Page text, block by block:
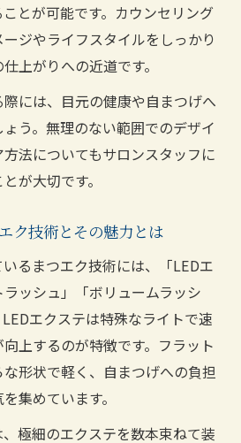
とが可能です。カウンセリング
ジやライフスタイルをしっかり
上がりへの近道です。
には、目元の健康や自まつげへ
う。無理のない範囲でのデザイ
法についてもサロンスタッフに
が大切です。
ク技術とその魅力とは
るまつエク技術には、「LEDエ
ッシュ」「ボリュームラッシ
エクステは特殊なライトで速
上するのが特徴です。フラット
形状で軽く、自まつげへの負担
集めています。
極細のエクステを数本束ねて装